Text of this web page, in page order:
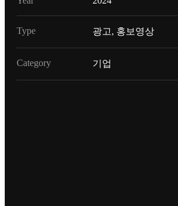
Type 광고, 홍보영상
Category 기업